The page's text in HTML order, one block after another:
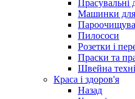
Прасувальні
Машинки для
Пилососи
Розетки і
Праски та
Швейна
Краса і здоров'я
Назад